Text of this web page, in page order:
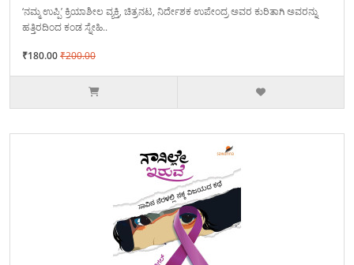
‘ನಮ್ಮ ಉಪ್ಪಿ’ ಕ್ರಿಯಾಶೀಲ ವ್ಯಕ್ತಿ, ಚಿತ್ರನಟ, ನಿರ್ದೇಶಕ ಉಪೇಂದ್ರ ಅವರ ಕುರಿತಾಗಿ ಅವರನ್ನು
ಹತ್ತಿರದಿಂದ ಕಂಡ ಸ್ನೇಹಿ..
₹180.00₹200.00